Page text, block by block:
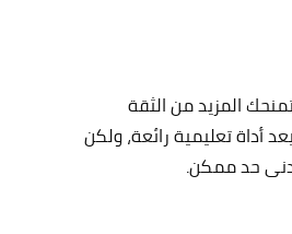
المزيد من الثقة
أداة تعليمية رائعة، ولكن
حد ممكن.